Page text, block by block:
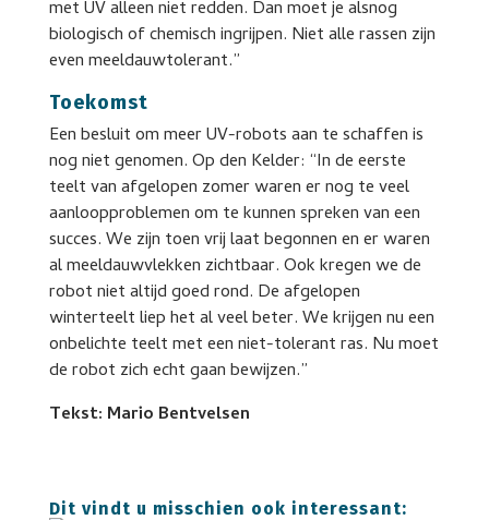
met UV alleen niet redden. Dan moet je alsnog
biologisch of chemisch ingrijpen. Niet alle rassen zijn
even meeldauwtolerant.”
Toekomst
Een besluit om meer UV-robots aan te schaffen is
nog niet genomen. Op den Kelder: “In de eerste
teelt van afgelopen zomer waren er nog te veel
aanloopproblemen om te kunnen spreken van een
succes. We zijn toen vrij laat begonnen en er waren
al meeldauwvlekken zichtbaar. Ook kregen we de
robot niet altijd goed rond. De afgelopen
winterteelt liep het al veel beter. We krijgen nu een
onbelichte teelt met een niet-tolerant ras. Nu moet
de robot zich echt gaan bewijzen.”
Tekst: Mario Bentvelsen
Dit vindt u misschien ook interessant: